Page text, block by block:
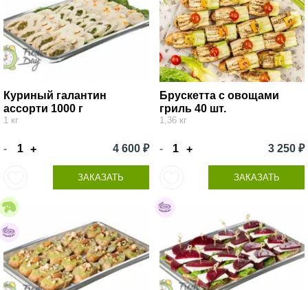
Куриный галантин
ассорти 1000 г
1 кг
- + 4 600 ₽
ЗАКАЗАТЬ
Брускетта с овощами
гриль 40 шт.
1,36 кг
- + 3 250 ₽
ЗАКАЗАТЬ